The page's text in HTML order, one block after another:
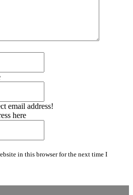
email address!
here
in this browser for the next time I